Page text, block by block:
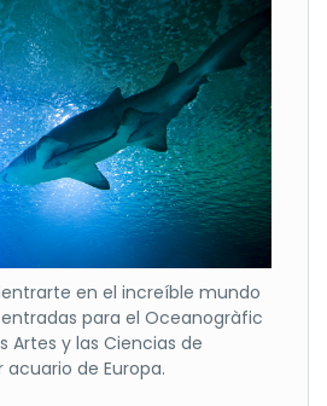
disponibles:
bebidas: 60 €
70 € por noche
marcas): 35 €
€
en el increíble mundo
para el Oceanogràfic
Artes y las Ciencias de
de Europa.